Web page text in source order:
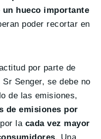
un hueco importante
poder recortar en
por parte de
Senger, se debe no
de las emisiones,
de emisiones por
la cada vez mayor